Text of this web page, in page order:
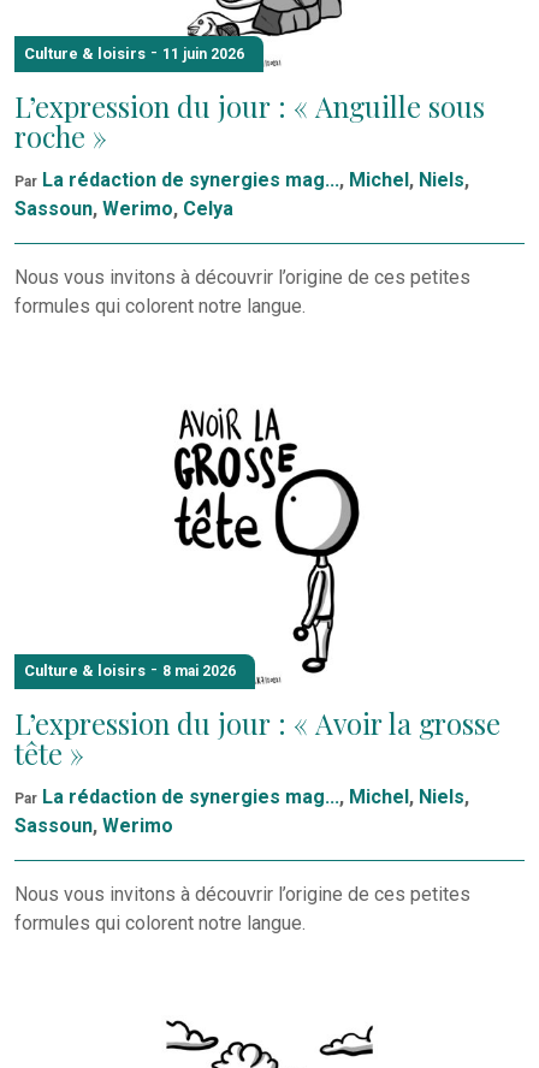
Culture & loisirs - 11 juin 2026
L’expression du jour : « Anguille sous
roche »
Par La rédaction de synergies mag..., Michel, Niels,
Sassoun, Werimo, Celya
Nous vous invitons à découvrir l’origine de ces petites
formules qui colorent notre langue.
Culture & loisirs - 8 mai 2026
L’expression du jour : « Avoir la grosse
tête »
Par La rédaction de synergies mag..., Michel, Niels,
Sassoun, Werimo
Nous vous invitons à découvrir l’origine de ces petites
formules qui colorent notre langue.